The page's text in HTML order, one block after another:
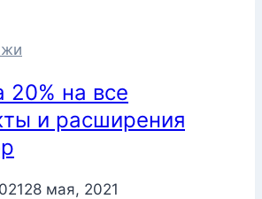
20% на все
и расширения
28 мая, 2021